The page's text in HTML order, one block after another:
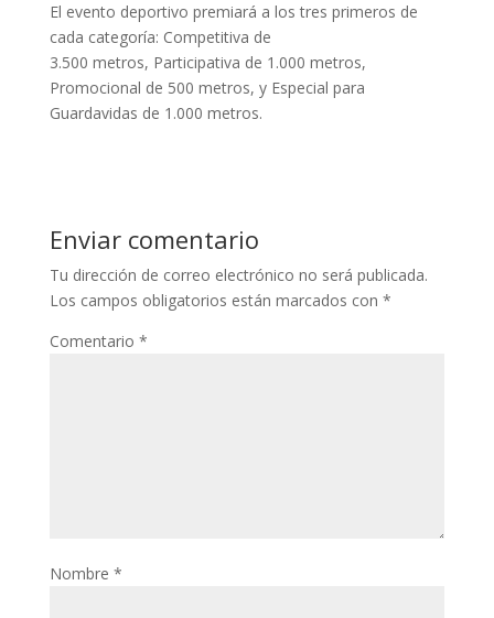
El evento deportivo premiará a los tres primeros de
cada categoría: Competitiva de
3.500 metros, Participativa de 1.000 metros,
Promocional de 500 metros, y Especial para
Guardavidas de 1.000 metros.
Enviar comentario
Tu dirección de correo electrónico no será publicada.
Los campos obligatorios están marcados con *
Comentario *
Nombre *